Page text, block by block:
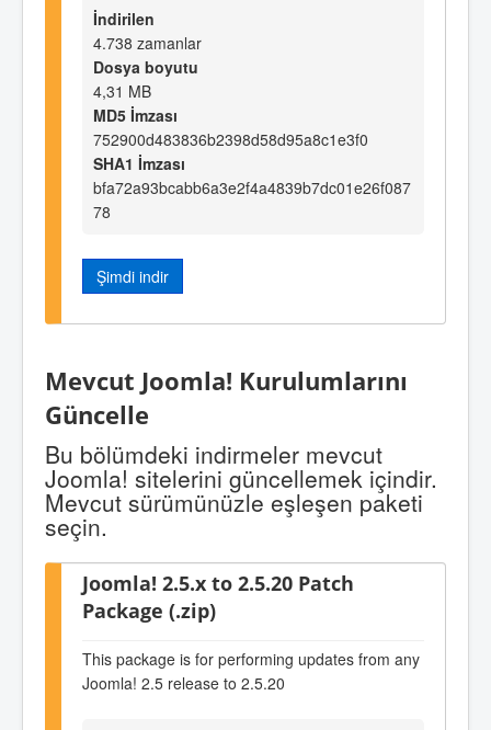
İndirilen
4.738 zamanlar
Dosya boyutu
4,31 MB
MD5 İmzası
752900d483836b2398d58d95a8c1e3f0
SHA1 İmzası
bfa72a93bcabb6a3e2f4a4839b7dc01e26f087
78
Şimdi indir
Mevcut Joomla! Kurulumlarını
Güncelle
Bu bölümdeki indirmeler mevcut
Joomla! sitelerini güncellemek içindir.
Mevcut sürümünüzle eşleşen paketi
seçin.
Joomla! 2.5.x to 2.5.20 Patch
Package (.zip)
This package is for performing updates from any
Joomla! 2.5 release to 2.5.20